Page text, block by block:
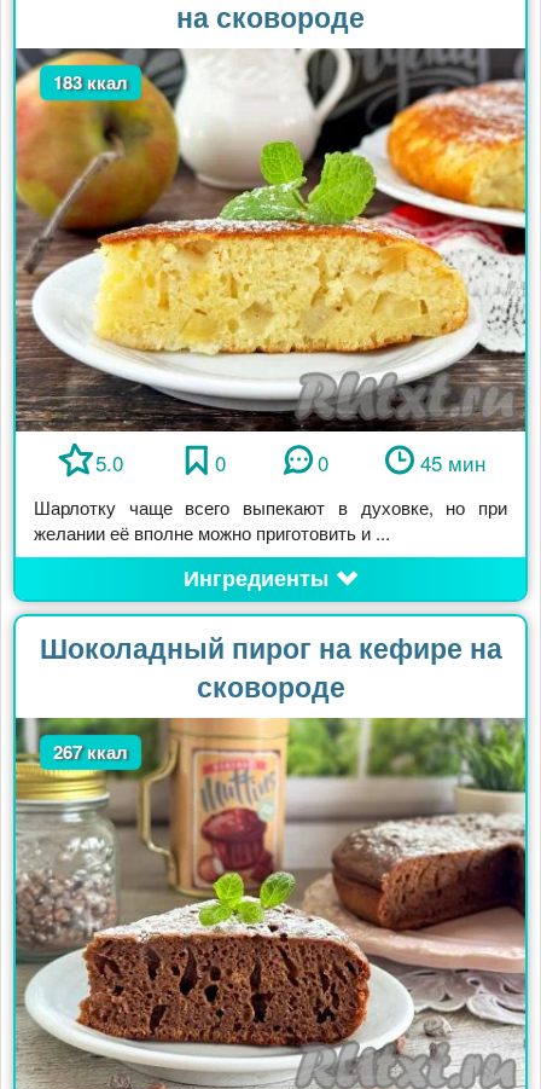
на сковороде
183 ккал
5.0 0 0 45 мин
Шарлотку чаще всего выпекают в духовке, но при
желании её вполне можно приготовить и ...
Ингредиенты
Шоколадный пирог на кефире на
сковороде
267 ккал